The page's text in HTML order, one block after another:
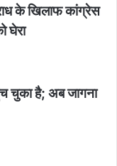
के खिलाफ कांग्रेस
घेरा
चुका है; अब जागना